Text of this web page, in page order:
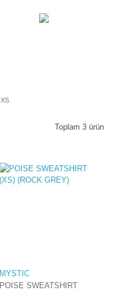
XS
Toplam 3 ürün
MYSTIC
POISE SWEATSHIRT